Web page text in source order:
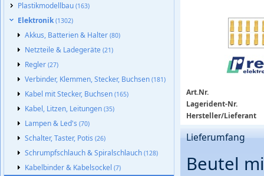
Plastikmodellbau (163)
Elektronik (1302)
Akkus, Batterien & Halter (80)
Netzteile & Ladegeräte (21)
Regler (27)
Verbinder, Klemmen, Stecker, Buchsen (181)
Kabel mit Stecker, Buchsen (165)
Kabel, Litzen, Leitungen (35)
Lampen & Led's (70)
Schalter, Taster, Potis (26)
Schrumpfschlauch & Spiralschlauch (128)
Kabelbinder & Kabelsockel (7)
Art.Nr.
Lagerident-Nr.
Hersteller/Lieferant
Lieferumfang
Beutel